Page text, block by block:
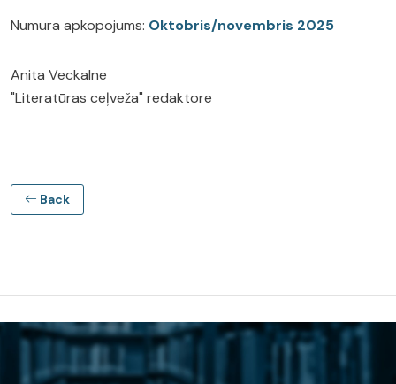
Numura apkopojums: Oktobris/novembris 2025
Anita Veckalne
"Literatūras ceļveža" redaktore
Back